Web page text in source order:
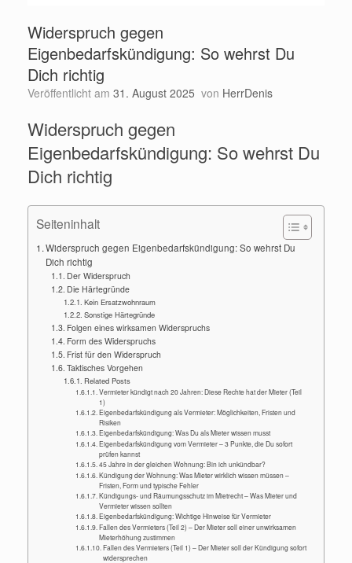
Widerspruch gegen
Eigenbedarfskündigung: So wehrst Du
Dich richtig
Veröffentlicht am 31. August 2025 von HerrDenis
Widerspruch gegen
Eigenbedarfskündigung: So wehrst Du
Dich richtig
Seiteninhalt
Widerspruch gegen Eigenbedarfskündigung: So wehrst Du
Dich richtig
Der Widerspruch
Die Härtegründe
Kein Ersatzwohnraum
Sonstige Härtegründe
Folgen eines wirksamen Widerspruchs
Form des Widerspruchs
Frist für den Widerspruch
Taktisches Vorgehen
Related Posts
Vermieter kündigt nach 20 Jahren: Diese Rechte hat der Mieter (Teil
1)
Eigenbedarfskündigung als Vermieter: Möglichkeiten, Fristen und
Risiken
Eigenbedarfskündigung: Was Du als Mieter wissen musst
Eigenbedarfskündigung vom Vermieter – 3 Punkte, die Du sofort
prüfen kannst
45 Jahre in der gleichen Wohnung: Bin ich unkündbar?
Kündigung der Wohnung: Was Mieter wirklich wissen müssen –
Fristen, Form und typische Fehler
Kündigungs- und Räumungsschutz im Mietrecht – Was Mieter und
Vermieter wissen sollten
Eigenbedarfskündigung: Wichtige Hinweise für Vermieter
Fallen des Vermieters (Teil 2) – Der Mieter soll einer unwirksamen
Mieterhöhung zustimmen
Fallen des Vermieters (Teil 1) – Der Mieter soll der Kündigung sofort
widersprechen